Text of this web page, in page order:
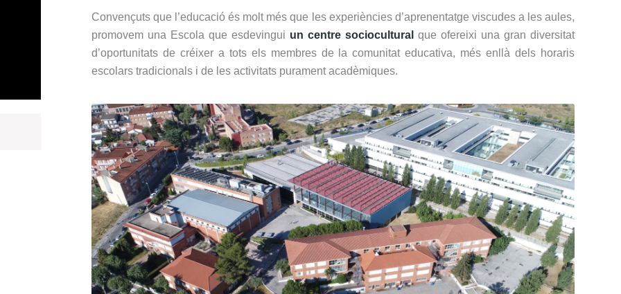
Convençuts que l’educació és molt més que les experiències d’aprenentatge viscudes a les aules,
promovem una Escola que esdevingui un centre sociocultural que ofereixi una gran diversitat
d’oportunitats de créixer a tots els membres de la comunitat educativa, més enllà dels horaris
escolars tradicionals i de les activitats purament acadèmiques.